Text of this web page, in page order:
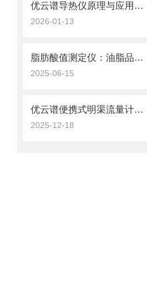
优云谱导热仪原理与应用讲解理解材料热传导性能
2026-01-13
脂肪酸值测定仪：油脂品质的“精准裁判”
2025-06-15
优云谱便携式明渠流量计比对装置如何完成现场比对测量？
2025-12-18